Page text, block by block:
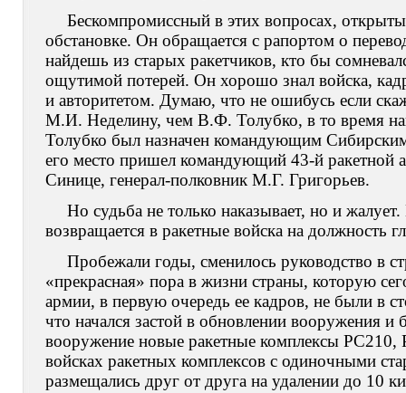
Бескомпромиссный в этих вопросах,
обстановке. Он обращается с рапортом о
найдешь из старых ракетчиков, кто бы
ощутимой потерей. Он хорошо знал войска,
и авторитетом. Думаю, что не ошибусь если
М.И. Неделину, чем В.Ф. Толубко, в то время
Толубко был назначен командующим
его место пришел командующий 43-й ракетной
Синице, генерал-полковник М.Г. Григорьев.
Но судьба не только наказывает, но и
возвращается в ракетные войска на должность
Пробежали годы, сменилось руководство в
«прекрасная» пора в жизни страны, которую
армии, в первую очередь ее кадров, не были в
что начался застой в обновлении вооружения
вооружение новые ракетные комплексы РС210,
войсках ракетных комплексов с одиночными
размещались друг от друга на удалении до 10